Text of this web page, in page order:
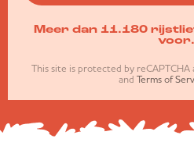
Meer dan 11.180
voor.
This site is protected by reCAPTCHA
and Terms of